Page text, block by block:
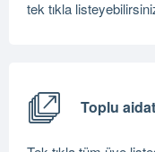
tek tıkla
Toplu